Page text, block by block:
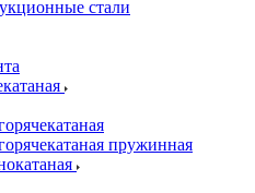
стали
пружинная